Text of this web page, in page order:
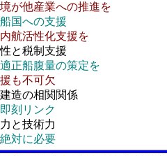
が他産業への推進を
国への支援
航活性化支援を
と税制支援
正船腹量の策定を
も不可欠
造の相関関係
刻リンク
と技術力
対に必要